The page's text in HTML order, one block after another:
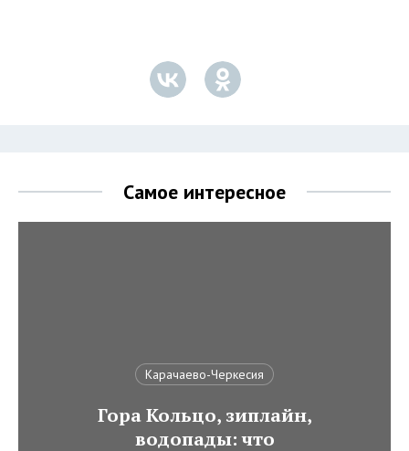
Самое интересное
Карачаево-Черкесия
Гора Кольцо, зиплайн,
водопады: что